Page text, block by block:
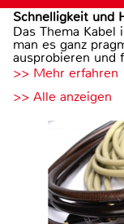
Schnelligkeit und
Das Thema
man es ganz
ausprobieren und
>> Mehr erfahren
>> Alle anzeigen